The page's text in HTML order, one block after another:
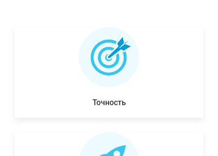
Точность